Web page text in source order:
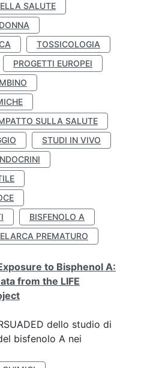
SALUTE
TOSSICOLOGIA
PROGETTI EUROPEI
SULLA SALUTE
STUDI IN VIVO
BISFENOLO A
PREMATURO
to Bisphenol A:
from the LIFE
dello studio di
bisfenolo A nei